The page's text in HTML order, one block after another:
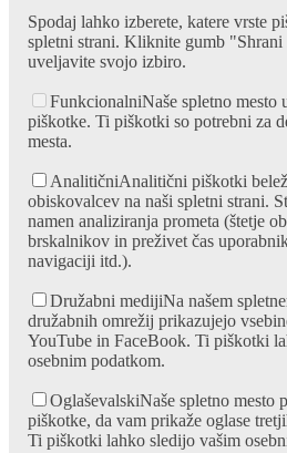
Spodaj lahko izberete, katere vrste
spletni strani. Kliknite gumb
uveljavite svojo izbiro.
FunkcionalniNaše spletno mesto
piškotke. Ti piškotki so potrebni za
mesta.
AnalitičniAnalitični piškotki
obiskovalcev na naši spletni strani.
namen analiziranja prometa (štetje
brskalnikov in preživet čas
navigaciji itd.).
Družabni medijiNa našem
družabnih omrežij prikazujejo
YouTube in FaceBook. Ti piškotki
osebnim podatkom.
OglaševalskiNaše spletno mesto
piškotke, da vam prikaže oglase
Ti piškotki lahko sledijo vašim